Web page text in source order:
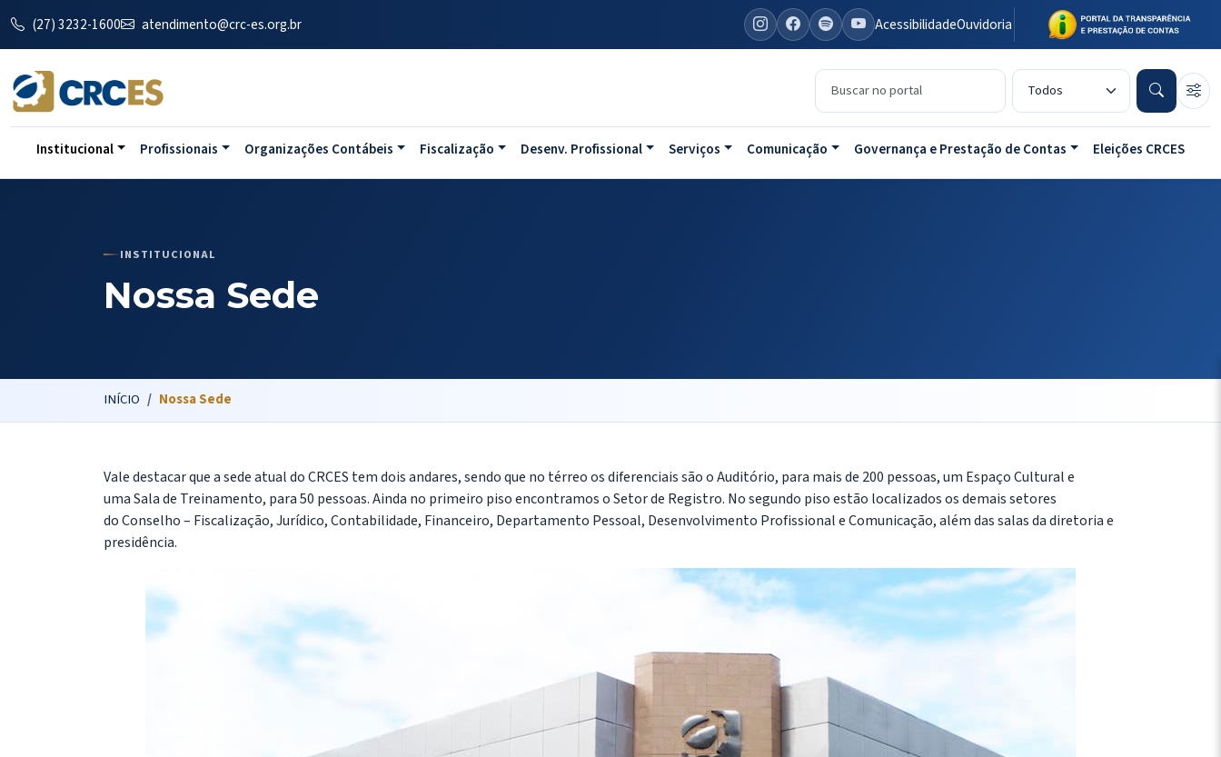
(27) 3232-1600 atendimento@crc-es.org.br AcessibilidadeOuvidoria
Buscar no portal
Tipo de conteúdo
Institucional Profissionais Organizações Contábeis Fiscalização Desenv. Profissional Serviços Comunicação Governança e Prestação de Contas Eleições CRCES
INSTITUCIONAL
Nossa Sede
INÍCIO Nossa Sede
Vale destacar que a sede atual do CRCES tem dois andares, sendo que no térreo os diferenciais são o Auditório, para mais de 200 pessoas, um Espaço Cultural e
uma Sala de Treinamento, para 50 pessoas. Ainda no primeiro piso encontramos o Setor de Registro. No segundo piso estão localizados os demais setores
do Conselho – Fiscalização, Jurídico, Contabilidade, Financeiro, Departamento Pessoal, Desenvolvimento Profissional e Comunicação, além das salas da diretoria e
presidência.